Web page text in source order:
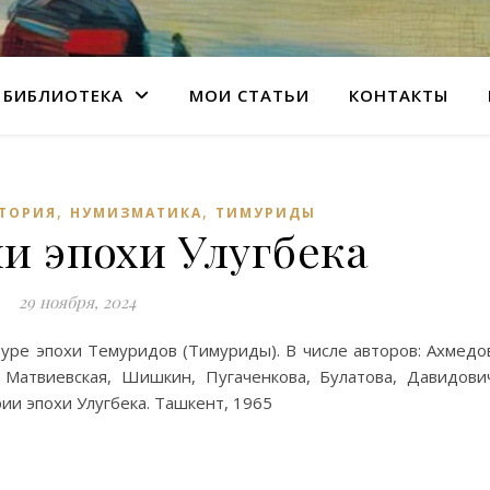
БИБЛИОТЕКА МОИ СТАТЬИ КОНТАКТЫ
, НУМИЗМАТИКА, ТИМУРИДЫ
эпохи Улугбека
29 ноября, 2024
эпохи Темуридов (Тимуриды). В числе авторов:
Шишкин, Пугаченкова, Булатова,
эпохи Улугбека. Ташкент, 1965